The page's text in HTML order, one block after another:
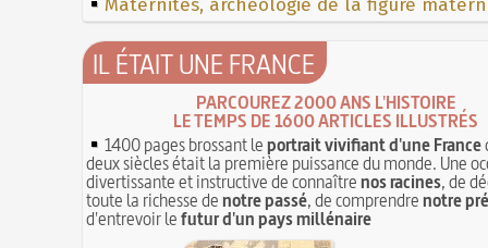
Maternités, archéologie de la figure
IL ÉTAIT UNE FRANCE
PARCOUREZ 2000 ANS L'HISTOIRE
LE TEMPS DE 1600 ARTICLES ILLUSTRÉS
1400 pages brossant leportrait vivifiant d'une France
deux siècles était la première puissance du monde. Une
divertissante et instructive de connaîtrenos racines, de
toute la richesse denotre passé, de comprendrenotre
d'entrevoir lefutur d'un pays millénaire